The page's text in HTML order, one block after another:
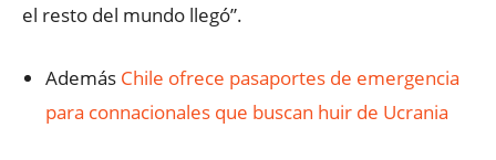
el resto del mundo llegó”.
Además Chile ofrece pasaportes de emergencia
para connacionales que buscan huir de Ucrania